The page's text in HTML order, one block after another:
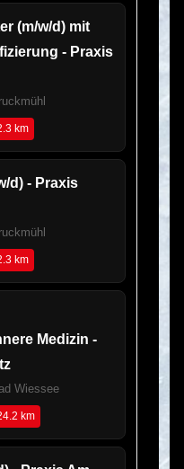
(m/w/d) mit
- Praxis
km
d) - Praxis
km
Medizin -
Wiessee
km